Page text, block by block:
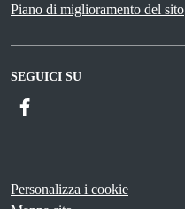
Piano di miglioramento del sito
SEGUICI SU
Personalizza i cookie